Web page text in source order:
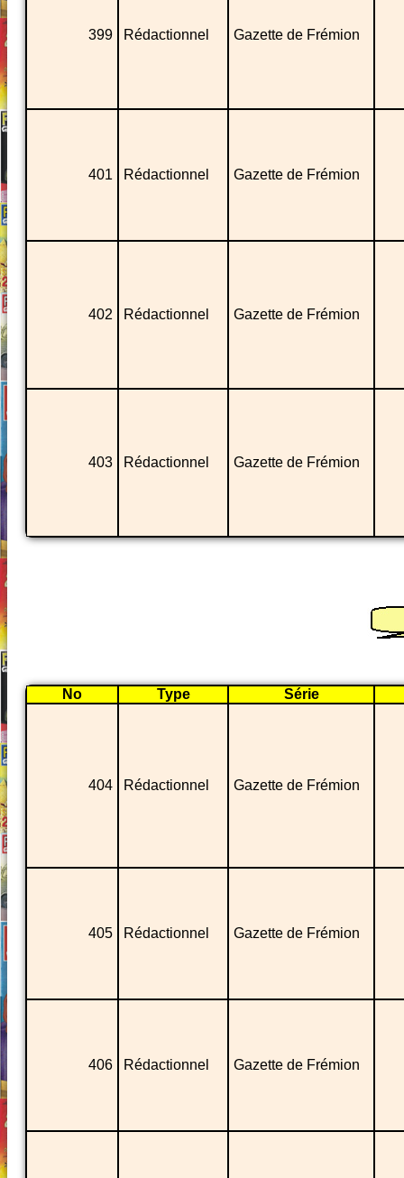
399 Rédactionnel Gazette de Frémion
401 Rédactionnel Gazette de Frémion
402 Rédactionnel Gazette de Frémion
403 Rédactionnel Gazette de Frémion
No Type Série
404 Rédactionnel Gazette de Frémion
405 Rédactionnel Gazette de Frémion
406 Rédactionnel Gazette de Frémion